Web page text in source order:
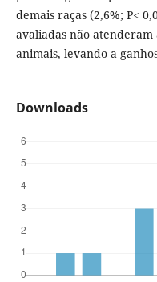
demais raças (2,6%; P<
avaliadas não atenderam
animais, levando a
Downloads